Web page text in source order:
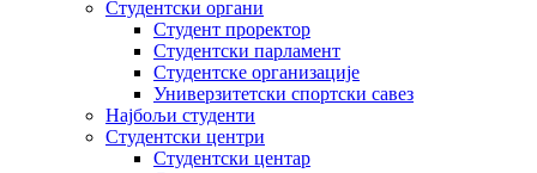
Студентски органи
Студент проректор
Студентски парламент
Студентске организације
Универзитетски спортски савез
Најбољи студенти
Студентски центри
Студентски центар